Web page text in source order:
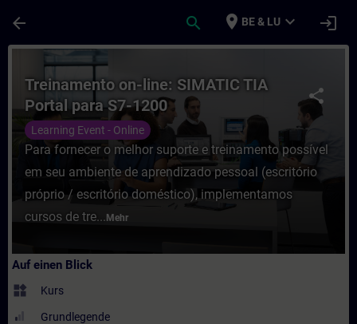
arrow_back search place BE & LU expand_more login
Kurs - Treinamento on-line: SIMATIC
share
Treinamento on-line: SIMATIC TIA
Portal para S7-1200
Learning Event - Online
Para fornecer o melhor suporte e treinamento possível
em seu ambiente de aprendizado pessoal (escritório
próprio / escritório doméstico), implementamos
cursos de tre... Mehr
Auf einen Blick
widgets Kurs
Grundlegende